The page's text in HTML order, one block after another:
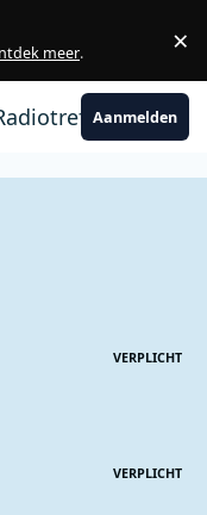
meer. ×
Aanmelden
VERPLICHT
VERPLICHT